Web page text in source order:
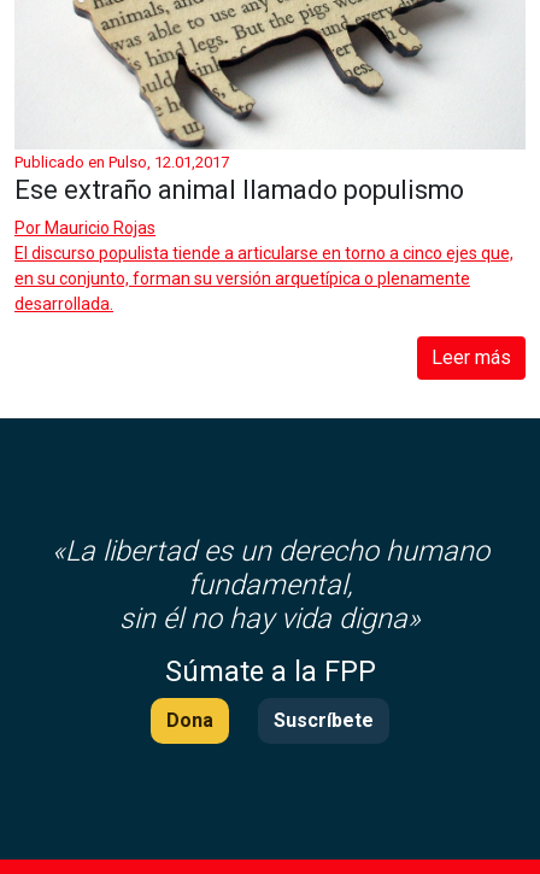
Publicado en Pulso, 12.01,2017
Ese extraño animal llamado populismo
Por Mauricio Rojas
El discurso populista tiende a articularse en torno a cinco ejes que,
en su conjunto, forman su versión arquetípica o plenamente
desarrollada.
Leer más
«La libertad es un derecho humano
fundamental,
sin él no hay vida digna»
Súmate a la FPP
Dona Suscríbete